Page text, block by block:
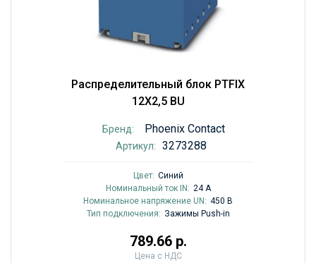
Распределительный блок PTFIX
12X2,5 BU
Бренд: Phoenix Contact
Артикул: 3273288
Цвет: Синий
Номинальный ток IN: 24 A
Номинальное напряжение UN: 450 В
Тип подключения: Зажимы Push-in
789.66 р.
Цена с НДС